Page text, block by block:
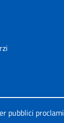
pubblici proclami